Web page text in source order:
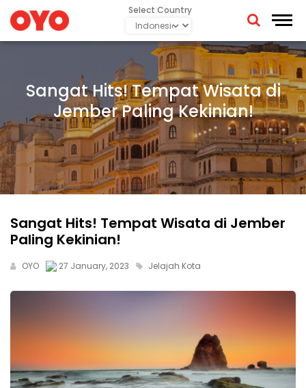
Select Country
Sangat Hits! Tempat Wisata di
Jember Paling Kekinian!
Sangat Hits! Tempat Wisata di Jember
Paling Kekinian!
OYO 27 January, 2023 Jelajah Kota